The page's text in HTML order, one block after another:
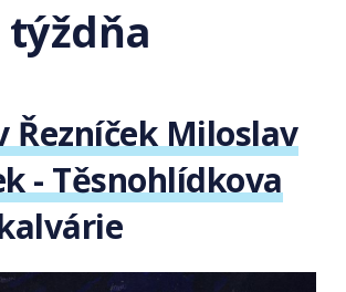
Řezníček Miloslav
- Těsnohlídkova